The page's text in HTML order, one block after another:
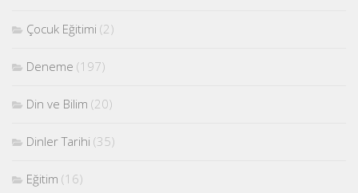
Çocuk Eğitimi (2)
Deneme (197)
Din ve Bilim (20)
Dinler Tarihi (35)
Eğitim (16)